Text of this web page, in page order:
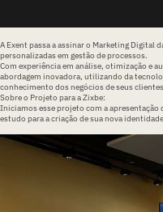
A Exent passa a assinar o Marketing Digital
personalizadas em gestão de processos.
Com experiência em análise, otimização e
abordagem inovadora, utilizando da
conhecimento dos negócios de seus
Sobre o Projeto para a Zixbe:
Iniciamos esse projeto com a apresentação
estudo para a criação de sua nova